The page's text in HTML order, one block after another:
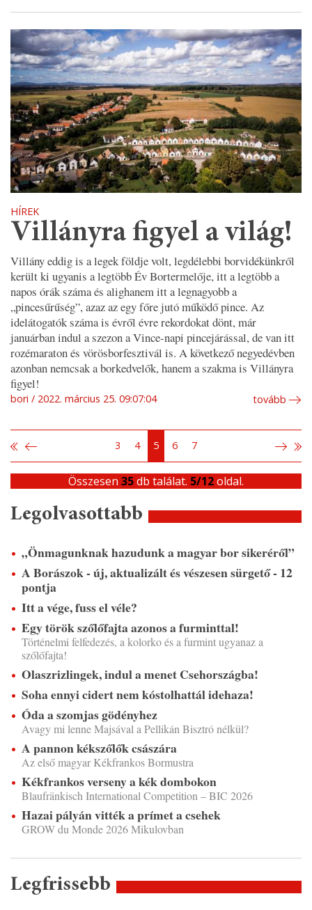
HÍREK
Villányra figyel a világ!
Villány eddig is a legek földje volt, legdélebbi borvidékünkről
került ki ugyanis a legtöbb Év Bortermelője, itt a legtöbb a
napos órák száma és alighanem itt a legnagyobb a
„pincesűrűség”, azaz az egy főre jutó működő pince. Az
idelátogatók száma is évről évre rekordokat dönt, már
januárban indul a szezon a Vince-napi pincejárással, de van itt
rozémaraton és vörösborfesztivál is. A következő negyedévben
azonban nemcsak a borkedvelők, hanem a szakma is Villányra
figyel!
bori 2022. március 25. 09:07:04 tovább
3 4 5 6 7
Összesen 35db találat. 5/12oldal.
Legolvasottabb
„Önmagunknak hazudunk a magyar bor sikeréről”
A Borászok - új, aktualizált és vészesen sürgető - 12
pontja
Itt a vége, fuss el véle?
Egy török szőlőfajta azonos a furminttal!
Történelmi felfedezés, a kolorko és a furmint ugyanaz a
szőlőfajta!
Olaszrizlingek, indul a menet Csehországba!
Soha ennyi cidert nem kóstolhattál idehaza!
Óda a szomjas gödényhez
Avagy mi lenne Majsával a Pellikán Bisztró nélkül?
A pannon kékszőlők császára
Az első magyar Kékfrankos Bormustra
Kékfrankos verseny a kék dombokon
Blaufränkisch International Competition – BIC 2026
Hazai pályán vitték a prímet a csehek
GROW du Monde 2026 Mikulovban
Legfrissebb